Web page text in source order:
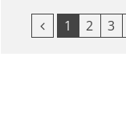
Vorherige
1 2 3